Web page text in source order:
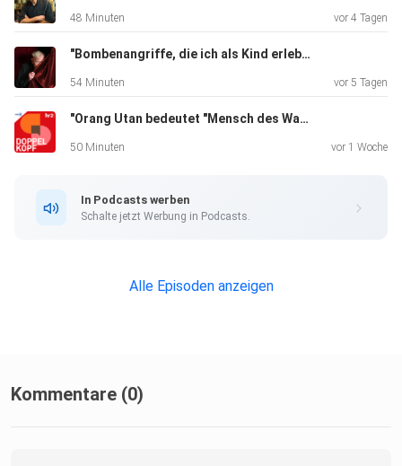
48 Minuten vor 4 Tagen
"Bombenangriffe, die ich als Kind erlebt habe, haben für eine lebenslange Flugangst gesorgt" | Claus Peymann, Regisseur
54 Minuten vor 5 Tagen
"Orang Utan bedeutet "Mensch des Waldes", was ich für einen sehr schönen Ausdruck halte" | Isabelle Laumer, Primatologin
50 Minuten vor 1 Woche
In Podcasts werben
Schalte jetzt Werbung in Podcasts.
Alle Episoden anzeigen
Kommentare (0)